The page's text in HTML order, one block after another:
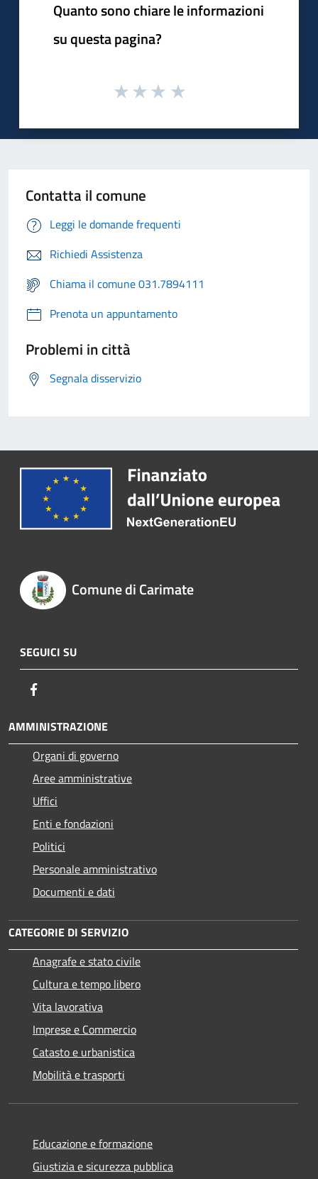
Quanto sono chiare le informazioni
su questa pagina?
Contatta il comune
Leggi le domande frequenti
Richiedi Assistenza
Chiama il comune 031.7894111
Prenota un appuntamento
Problemi in città
Segnala disservizio
Comune di Carimate
SEGUICI SU
AMMINISTRAZIONE
Organi di governo
Aree amministrative
Uffici
Enti e fondazioni
Politici
Personale amministrativo
Documenti e dati
CATEGORIE DI SERVIZIO
Anagrafe e stato civile
Cultura e tempo libero
Vita lavorativa
Imprese e Commercio
Catasto e urbanistica
Mobilità e trasporti
Educazione e formazione
Giustizia e sicurezza pubblica